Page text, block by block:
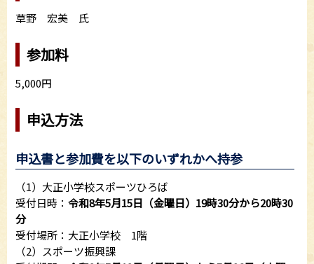
草野 宏美 氏
参加料
5,000円
申込方法
申込書と参加費を以下のいずれかへ持参
（1）大正小学校スポーツひろば
受付日時： 令和8年5月15日（金曜日）19時30分から20時30
分
受付場所：大正小学校 1階
（2）スポーツ振興課